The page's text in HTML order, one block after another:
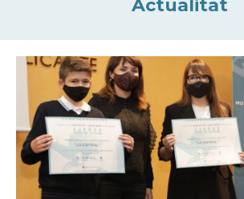
Actualitat